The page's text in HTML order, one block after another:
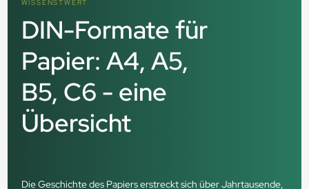
WISSENSTWERT
DIN-Formate für
Papier: A4, A5,
B5, C6 - eine
Übersicht
Die Geschichte des Papiers erstreckt sich über Jahrtausende,